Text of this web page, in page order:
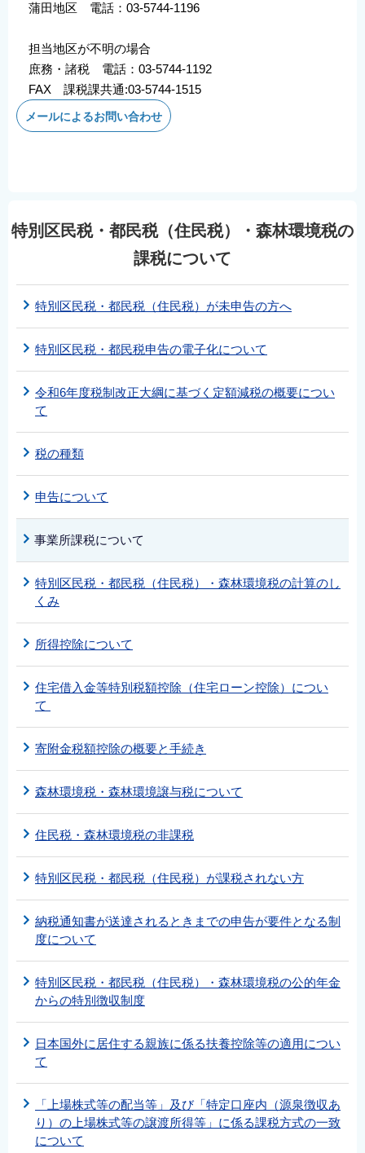
蒲田地区 電話：03-5744-1196
担当地区が不明の場合
庶務・諸税 電話：03-5744-1192
FAX 課税課共通:03-5744-1515
メールによるお問い合わせ
特別区民税・都民税（住民税）・森林環境税の
課税について
特別区民税・都民税（住民税）が未申告の方へ
特別区民税・都民税申告の電子化について
令和6年度税制改正大綱に基づく定額減税の概要につい
て
税の種類
申告について
事業所課税について
特別区民税・都民税（住民税）・森林環境税の計算のし
くみ
所得控除について
住宅借入金等特別税額控除（住宅ローン控除）につい
て
寄附金税額控除の概要と手続き
森林環境税・森林環境譲与税について
住民税・森林環境税の非課税
特別区民税・都民税（住民税）が課税されない方
納税通知書が送達されるときまでの申告が要件となる制
度について
特別区民税・都民税（住民税）・森林環境税の公的年金
からの特別徴収制度
日本国外に居住する親族に係る扶養控除等の適用につい
て
「上場株式等の配当等」及び「特定口座内（源泉徴収あ
り）の上場株式等の譲渡所得等」に係る課税方式の一致
について